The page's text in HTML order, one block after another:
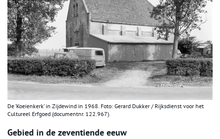
De ‘Koeienkerk’ in Zijdewind in 1968. Foto: Gerard Dukker / Rijksdienst voor het
Cultureel Erfgoed (documentnr. 122.967).
Gebied in de zeventiende eeuw